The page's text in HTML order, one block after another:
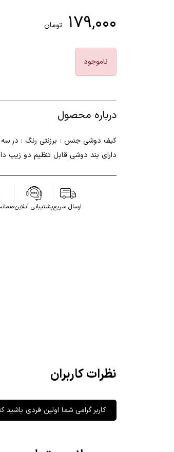
۱۷۹,۰۰۰ تومان
ناموجود
درباره محصول
دارای بند دوشی قابل تنظیم دو زیپ
ارسال سریعپشتیبانی آنلاین
نظرات کاربران
کاربر گرامی شما اولین فردی